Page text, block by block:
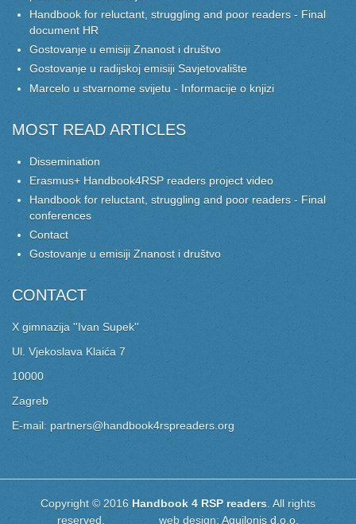
Handbook for reluctant, struggling and poor readers - Final
document HR
Gostovanje u emisiji Znanost i društvo
Gostovanje u radijskoj emisiji Savjetovalište
Marcelo u stvarnome svijetu - Informacije o knjizi
MOST READ ARTICLES
Dissemination
Erasmus+ Handbook4RSP readers project video
Handbook for reluctant, struggling and poor readers - Final
conferences
Contact
Gostovanje u emisiji Znanost i društvo
CONTACT
X gimnazija ''Ivan Supek''
Ul. Vjekoslava Klaića 7
10000
Zagreb
E-mail: partners@handbook4rspreaders.org
Copyright © 2016Handbook 4 RSP readers. All rights
reserved. web design: Aquilonis d.o.o.